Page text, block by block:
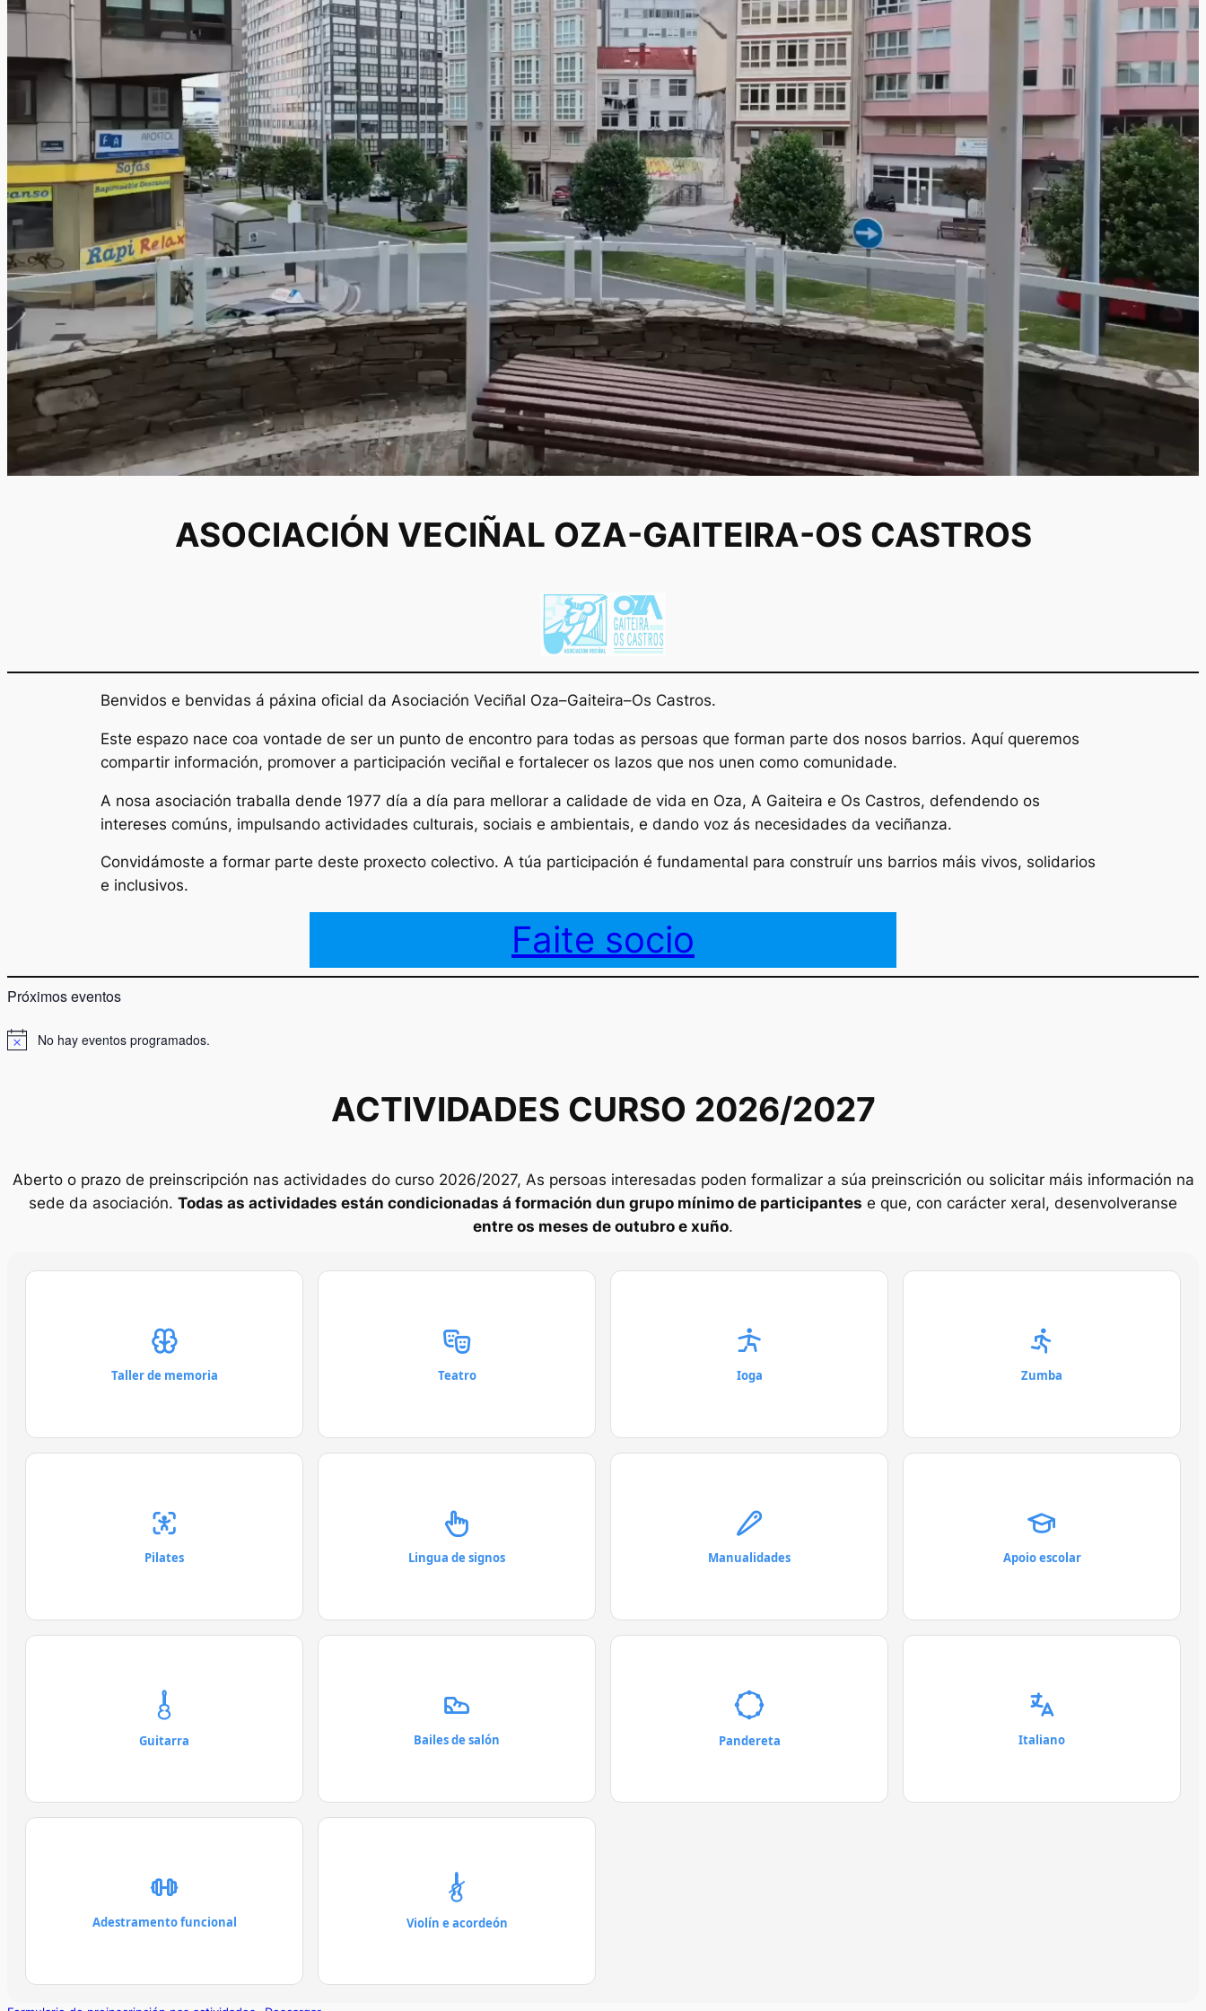
ASOCIACIÓN VECIÑAL OZA-GAITEIRA-OS CASTROS
Benvidos e benvidas á páxina oficial da Asociación Veciñal Oza–Gaiteira–Os Castros.
Este espazo nace coa vontade de ser un punto de encontro para todas as persoas que forman parte dos nosos barrios. Aquí queremos
compartir información, promover a participación veciñal e fortalecer os lazos que nos unen como comunidade.
A nosa asociación traballa dende 1977 día a día para mellorar a calidade de vida en Oza, A Gaiteira e Os Castros, defendendo os
intereses comúns, impulsando actividades culturais, sociais e ambientais, e dando voz ás necesidades da veciñanza.
Convidámoste a formar parte deste proxecto colectivo. A túa participación é fundamental para construír uns barrios máis vivos, solidarios
e inclusivos.
Faite socio
Próximos eventos
Aviso No hay eventos programados.
ACTIVIDADES CURSO 2026/2027
Aberto o prazo de preinscripción nas actividades do curso 2026/2027, As persoas interesadas poden formalizar a súa preinscrición ou solicitar máis información na
sede da asociación. Todas as actividades están condicionadas á formación dun grupo mínimo de participantes e que, con carácter xeral, desenvolveranse
entre os meses de outubro e xuño.
Taller de memoria Teatro Ioga Zumba
Pilates Lingua de signos Manualidades Apoio escolar
Guitarra Bailes de salón Pandereta Italiano
Adestramento funcional Violín e acordeón